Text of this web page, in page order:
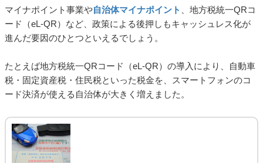
マイナポイント事業や自治体マイナポイント
、地方税統一QRコ
ード（eL-QR）など、政策による後押しもキャッシュレス化が
進んだ要因のひとつといえるでしょう。
たとえば地方税統一QRコード（eL-QR）の導入により、自動車
税・固定資産税・住民税といった税金を、スマートフォンのコ
ード決済が使える自治体が大きく増えました。